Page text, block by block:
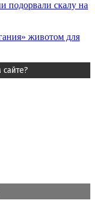
подорвали скалу на
животом для